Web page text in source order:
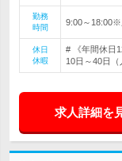
勤務
時間
9:00～18:00※
休日
休暇
# 《年間休日
10日～40日
求人詳細を